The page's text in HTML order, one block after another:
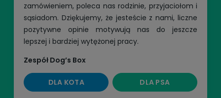
zamówieniem, poleca nas rodzinie, przyjaciołom i
sąsiadom. Dziękujemy, że jesteście z nami, liczne
pozytywne opinie motywują nas do jeszcze
lepszej i bardziej wytężonej pracy.
Zespół Dog’s Box
DLA KOTA DLA PSA